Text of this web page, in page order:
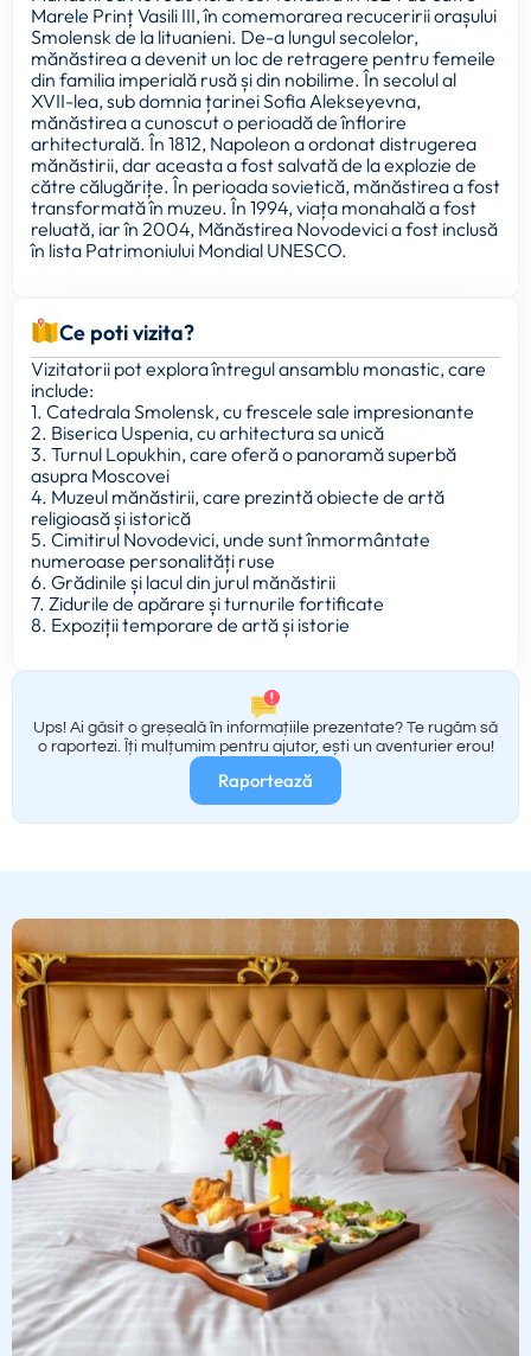
Marele Prinț Vasili III, în comemorarea recuceririi orașului
Smolensk de la lituanieni. De-a lungul secolelor,
mănăstirea a devenit un loc de retragere pentru femeile
din familia imperială rusă și din nobilime. În secolul al
XVII-lea, sub domnia țarinei Sofia Alekseyevna,
mănăstirea a cunoscut o perioadă de înflorire
arhitecturală. În 1812, Napoleon a ordonat distrugerea
mănăstirii, dar aceasta a fost salvată de la explozie de
către călugărițe. În perioada sovietică, mănăstirea a fost
transformată în muzeu. În 1994, viața monahală a fost
reluată, iar în 2004, Mănăstirea Novodevici a fost inclusă
în lista Patrimoniului Mondial UNESCO.
Ce poti vizita?
Vizitatorii pot explora întregul ansamblu monastic, care
include:
1. Catedrala Smolensk, cu frescele sale impresionante
2. Biserica Uspenia, cu arhitectura sa unică
3. Turnul Lopukhin, care oferă o panoramă superbă
asupra Moscovei
4. Muzeul mănăstirii, care prezintă obiecte de artă
religioasă și istorică
5. Cimitirul Novodevici, unde sunt înmormântate
numeroase personalități ruse
6. Grădinile și lacul din jurul mănăstirii
7. Zidurile de apărare și turnurile fortificate
8. Expoziții temporare de artă și istorie
Ups! Ai găsit o greșeală în informațiile prezentate? Te rugăm să
o raportezi. Îți mulțumim pentru ajutor, ești un aventurier erou!
Raportează